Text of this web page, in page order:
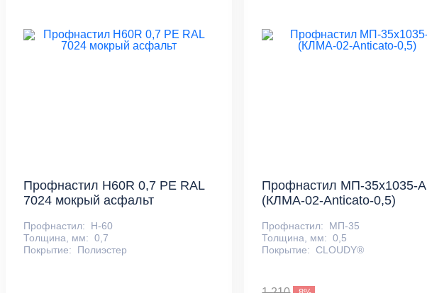
Профнастил H60R 0,7 PE RAL
7024 мокрый асфальт
Профнастил:
Н-60
Толщина, мм: 0,7
Покрытие:
Полиэстер
Профнастил МП-35x1035-A
(КЛМА-02-Anticato-0,5)
Профнастил:
МП-35
Толщина, мм: 0,5
Покрытие: CLOUDY®